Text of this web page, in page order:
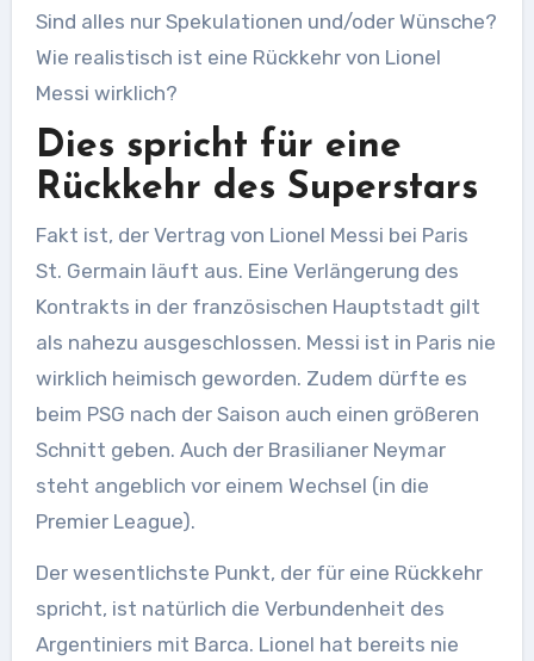
Sind alles nur Spekulationen und/oder Wünsche?
Wie realistisch ist eine Rückkehr von Lionel
Messi wirklich?
Dies spricht für eine
Rückkehr des Superstars
Fakt ist, der Vertrag von Lionel Messi bei Paris
St. Germain läuft aus. Eine Verlängerung des
Kontrakts in der französischen Hauptstadt gilt
als nahezu ausgeschlossen. Messi ist in Paris nie
wirklich heimisch geworden. Zudem dürfte es
beim PSG nach der Saison auch einen größeren
Schnitt geben. Auch der Brasilianer Neymar
steht angeblich vor einem Wechsel (in die
Premier League).
Der wesentlichste Punkt, der für eine Rückkehr
spricht, ist natürlich die Verbundenheit des
Argentiniers mit Barca. Lionel hat bereits nie